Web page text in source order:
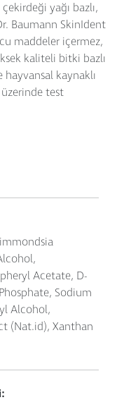
yağı bazlı,
Baumann SkinIdent
maddeler içermez,
kaliteli bitki bazlı
kaynaklı
test
Acetate, D-
Sodium
Alcohol,
(Nat.id), Xanthan